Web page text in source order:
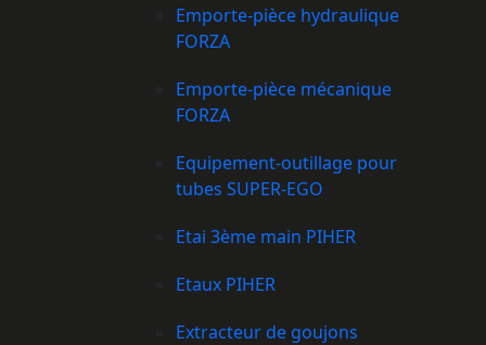
Emporte-pièce hydraulique
FORZA
Emporte-pièce mécanique
FORZA
Equipement-outillage pour
tubes SUPER-EGO
Etai 3ème main PIHER
Etaux PIHER
Extracteur de goujons